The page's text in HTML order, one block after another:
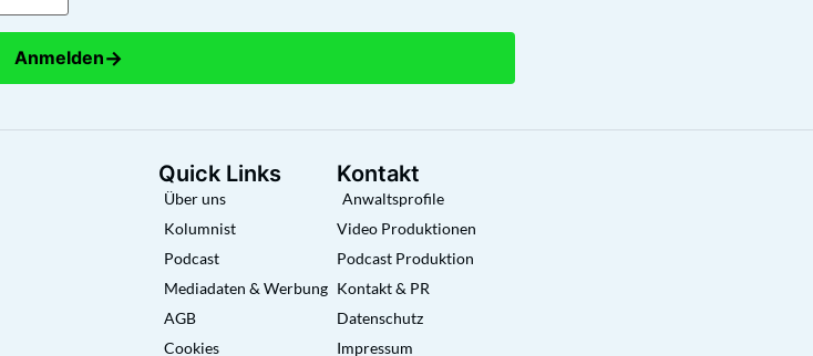
Anmelden→
Quick Links
Über uns
Kolumnist
Podcast
Mediadaten & Werbung
AGB
Cookies
Kontakt
Anwaltsprofile
Video Produktionen
Podcast Produktion
Kontakt & PR
Datenschutz
Impressum